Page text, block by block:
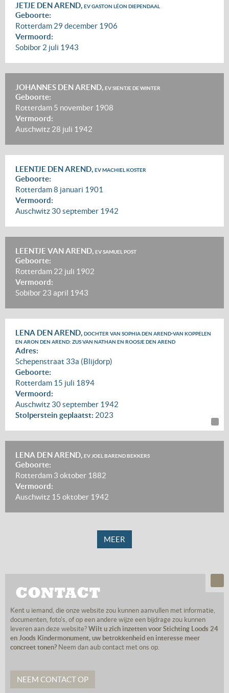
JETJE DEN AREND, EV GASTON LÉON DIEPENDAAL
Geboorte:
Rotterdam 29 december 1906
Vermoord:
Sobibor 2 juli 1943
JOHANNES DEN AREND, EV SIENTJE DE WINTER
Geboorte:
Rotterdam 5 november 1908
Vermoord:
Auschwitz 28 juli 1942
LEENTJE DEN AREND, EV MACHIEL KOSTER
Geboorte:
Rotterdam8 januari 1901
Vermoord:
Auschwitz 30 september 1942
LEENTJE VAN AREND, EV SAMUEL POST
Geboorte:
Rotterdam 22 juli 1902
Vermoord:
Sobibor 23 april 1943
LENA DEN AREND, DOCHTER VAN SOPHIA DEN AREND-VAN KOPPELEN
EN ARON DEN AREND: ZUS VAN NATHAN EN ROOSJE DEN AREND
Adres:
Schepenstraat 33a (Blijdorp)
Geboorte:
Rotterdam 15 juli 1894
Vermoord:
Auschwitz 30 september 1942
Stolperstein geplaatst: 2023
LENA DEN AREND, EV JOEL BAREND BEKKERS
Geboorte:
Rotterdam 3 oktober 1882
Vermoord:
Auschwitz 15 oktober 1942
MEER
CONTACT
Kent u iemand, die onze website zou kunnen aanvullen met informatie,
documenten, foto's, of op een andere wijze een bijdrage zou kunnen
leveren aan deze website? Wilt u zich inzetten voor Stichting Loods 24
en Joods Kindermonument, uw betrokkenheid en interesse meer
concreet tonen? Neem dan aub contact met ons op.
NEEM CONTACT OP